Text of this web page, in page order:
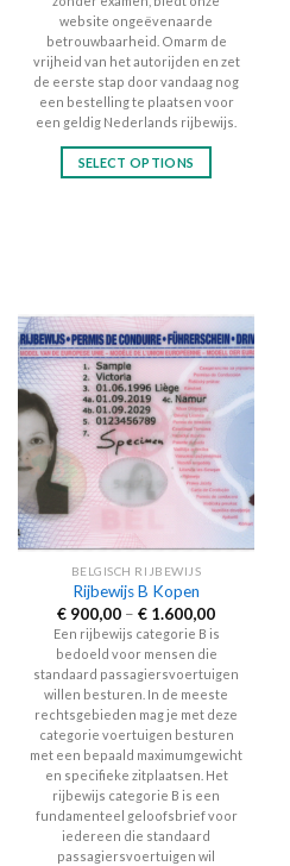
website ongeëvenaarde
betrouwbaarheid. Omarm de
vrijheid van het autorijden en zet
de eerste stap door vandaag nog
een bestelling te plaatsen voor
een geldig Nederlands rijbewijs.
SELECT OPTIONS
The
options
may
be
chosen
on
the
product
BELGISCH RIJBEWIJS
Rijbewijs B Kopen
€ 900,00 – € 1.600,00Price
range:
€ 900,00
through
€ 1.600,00
Een rijbewijs categorie B is
bedoeld voor mensen die
standaard passagiersvoertuigen
willen besturen. In de meeste
rechtsgebieden mag je met deze
categorie voertuigen besturen
met een bepaald maximumgewicht
en specifieke zitplaatsen. Het
rijbewijs categorie B is een
fundamenteel geloofsbrief voor
iedereen die standaard
passagiersvoertuigen wil